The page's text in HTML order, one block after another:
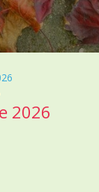
2026